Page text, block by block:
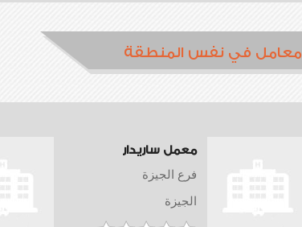
معامل في نفس المنطقة
معمل ساريدار
فرع الجيزة
الجيزة